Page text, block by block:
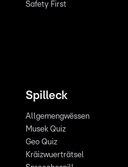
Safety First
Spilleck
Allgemengwëssen
Musek Quiz
Geo Quiz
Kräizwuerträtsel